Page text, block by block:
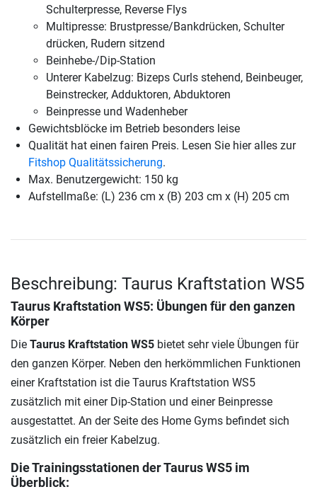
Schulterpresse, Reverse Flys
Multipresse: Brustpresse/Bankdrücken, Schulter
drücken, Rudern sitzend
Beinhebe-/Dip-Station
Unterer Kabelzug: Bizeps Curls stehend, Beinbeuger,
Beinstrecker, Adduktoren, Abduktoren
Beinpresse und Wadenheber
Gewichtsblöcke im Betrieb besonders leise
Qualität hat einen fairen Preis. Lesen Sie hier alles zur
Fitshop Qualitätssicherung.
Max. Benutzergewicht: 150 kg
Aufstellmaße: (L) 236 cm x (B) 203 cm x (H) 205 cm
Beschreibung: Taurus Kraftstation WS5
Taurus Kraftstation WS5: Übungen für den ganzen
Körper
Die Taurus Kraftstation WS5 bietet sehr viele Übungen für
den ganzen Körper. Neben den herkömmlichen Funktionen
einer Kraftstation ist die Taurus Kraftstation WS5
zusätzlich mit einer Dip-Station und einer Beinpresse
ausgestattet. An der Seite des Home Gyms befindet sich
zusätzlich ein freier Kabelzug.
Die Trainingsstationen der Taurus WS5 im
Überblick: